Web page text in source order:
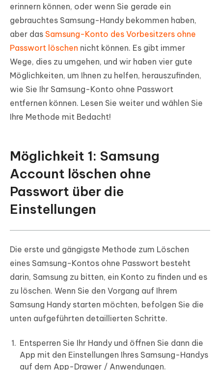
erinnern können, oder wenn Sie gerade ein
gebrauchtes Samsung-Handy bekommen haben,
aber das Samsung-Konto des Vorbesitzers ohne
Passwort löschen nicht können. Es gibt immer
Wege, dies zu umgehen, und wir haben vier gute
Möglichkeiten, um Ihnen zu helfen, herauszufinden,
wie Sie Ihr Samsung-Konto ohne Passwort
entfernen können. Lesen Sie weiter und wählen Sie
Ihre Methode mit Bedacht!
Möglichkeit 1: Samsung
Account löschen ohne
Passwort über die
Einstellungen
Die erste und gängigste Methode zum Löschen
eines Samsung-Kontos ohne Passwort besteht
darin, Samsung zu bitten, ein Konto zu finden und es
zu löschen. Wenn Sie den Vorgang auf Ihrem
Samsung Handy starten möchten, befolgen Sie die
unten aufgeführten detaillierten Schritte.
Entsperren Sie Ihr Handy und öffnen Sie dann die
App mit den Einstellungen Ihres Samsung-Handys
auf dem App-Drawer / Anwendungen.